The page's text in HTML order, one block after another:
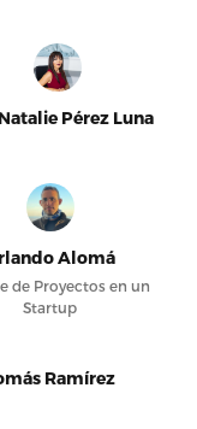
Pérez Luna
Alomá
de Proyectos en un
Startup
Ramírez